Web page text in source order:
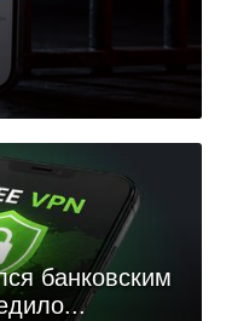
банковским